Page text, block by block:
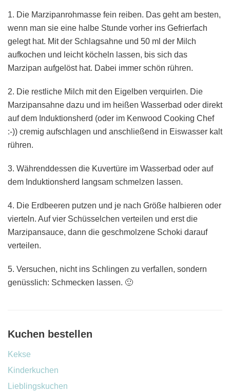
1. Die Marzipanrohmasse fein reiben. Das geht am besten,
wenn man sie eine halbe Stunde vorher ins Gefrierfach
gelegt hat. Mit der Schlagsahne und 50 ml der Milch
aufkochen und leicht köcheln lassen, bis sich das
Marzipan aufgelöst hat. Dabei immer schön rühren.
2. Die restliche Milch mit den Eigelben verquirlen. Die
Marzipansahne dazu und im heißen Wasserbad oder direkt
auf dem Induktionsherd (oder im Kenwood Cooking Chef
:-)) cremig aufschlagen und anschließend in Eiswasser kalt
rühren.
3. Währenddessen die Kuvertüre im Wasserbad oder auf
dem Induktionsherd langsam schmelzen lassen.
4. Die Erdbeeren putzen und je nach Größe halbieren oder
vierteln. Auf vier Schüsselchen verteilen und erst die
Marzipansauce, dann die geschmolzene Schoki darauf
verteilen.
5. Versuchen, nicht ins Schlingen zu verfallen, sondern
genüsslich: Schmecken lassen. 🙂
Kuchen bestellen
Kekse
Kinderkuchen
Lieblingskuchen